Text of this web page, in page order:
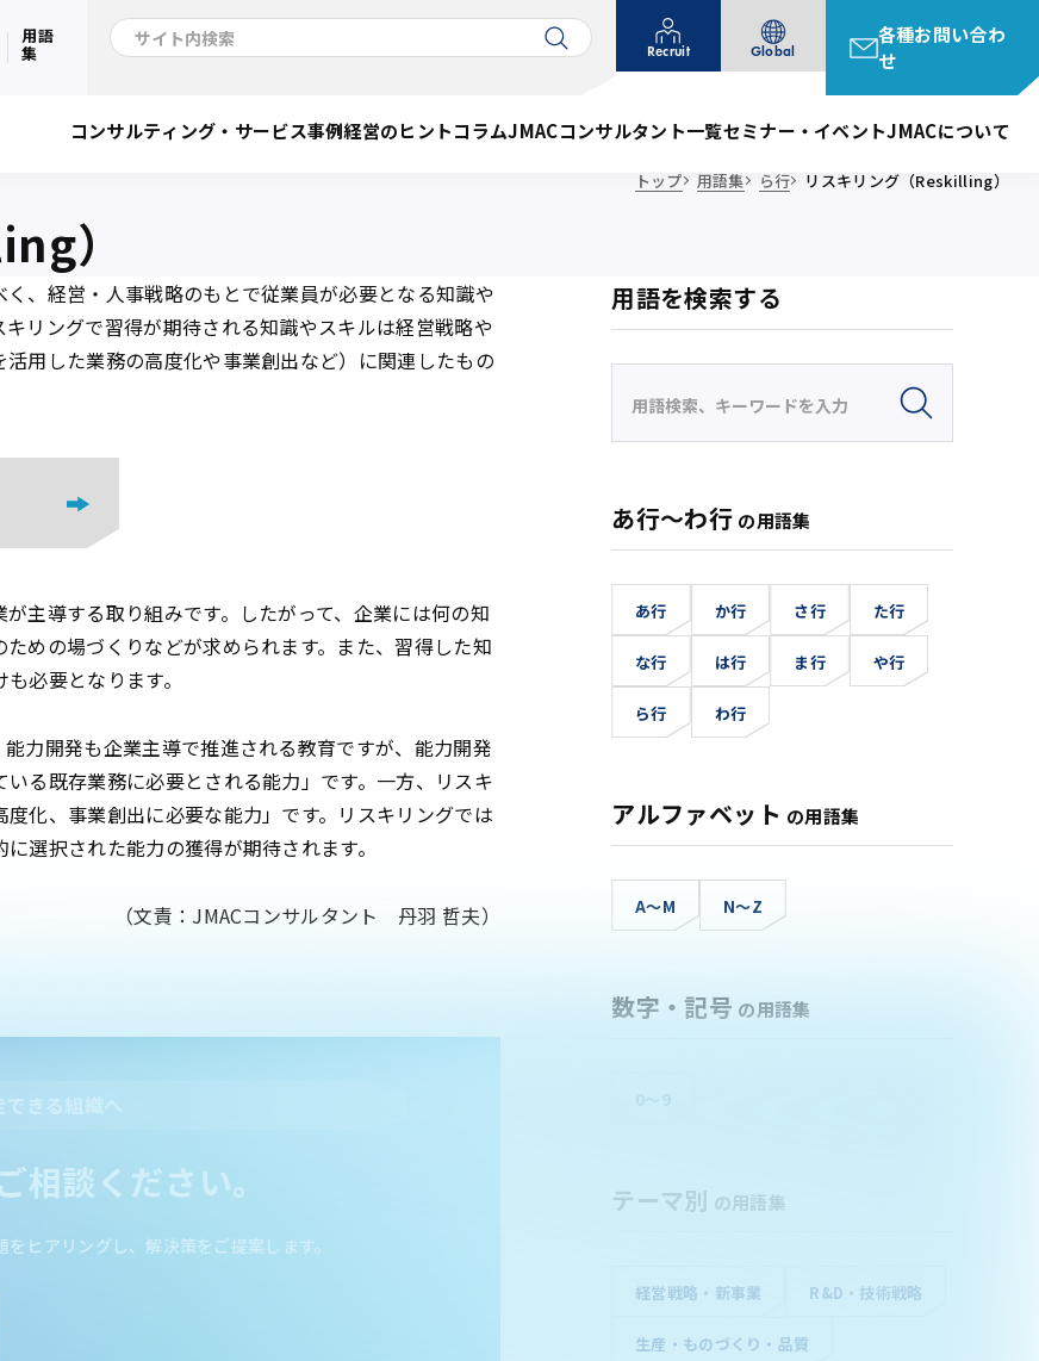
用語
集 Recruit Global
各種お問い合わ
せ
コンサルティング・サービス事例経営のヒントコラムJMACコンサルタント一覧セミナー・イベントJMACについて
トップ 用語集 ら行 リスキリング（Reskilling）
）
、経営・人事戦略のもとで従業員が必要となる知識や
リングで習得が期待される知識やスキルは経営戦略や
用した業務の高度化や事業創出など）に関連したもの
主導する取り組みです。したがって、企業には何の知
めの場づくりなどが求められます。また、習得した知
必要となります。
力開発も企業主導で推進される教育ですが、能力開発
る既存業務に必要とされる能力」です。一方、リスキ
化、事業創出に必要な能力」です。リスキリングでは
選択された能力の獲得が期待されます。
（文責：JMACコンサルタント 丹羽 哲夫）
相談ください。
きる組織へ
ヒアリングし、解決策をご提案します。
用語を検索する
あ行〜わ行 の用語集
あ行 か行 さ行 た行
な行 は行 ま行 や行
ら行 わ行
アルファベット の用語集
A～M N～Z
数字・記号 の用語集
テーマ別 の用語集
経営戦略・新事業 R&D・技術戦略
生産・ものづくり・品質